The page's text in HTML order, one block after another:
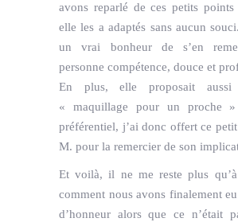
avons reparlé de ces petits
elle les a adaptés sans aucun
un vrai bonheur de s’en
personne compétence, douce et
En plus, elle proposait
« maquillage pour un proche
préférentiel, j’ai donc offert ce
M. pour la remercier de son
Et voilà, il ne me reste plus
comment nous avons finalement
d’honneur alors que ce n’était